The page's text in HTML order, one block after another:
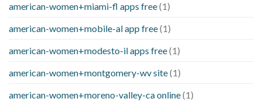
american-women+miami-fl apps free(1)
american-women+mobile-al app free(1)
american-women+modesto-il apps free(1)
american-women+montgomery-wv site(1)
american-women+moreno-valley-ca online(1)